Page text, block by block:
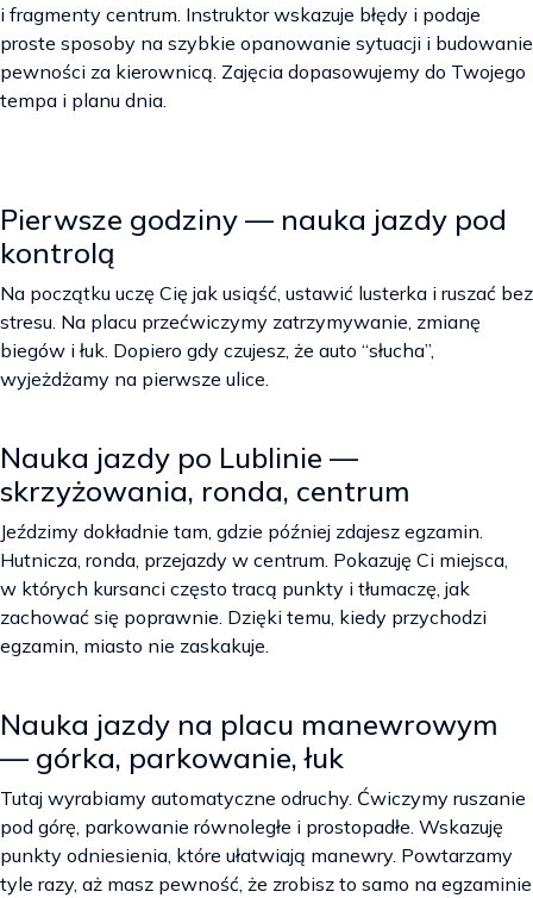
i fragmenty centrum. Instruktor wskazuje błędy i podaje
proste sposoby na szybkie opanowanie sytuacji i budowanie
pewności za kierownicą. Zajęcia dopasowujemy do Twojego
tempa i planu dnia.
Pierwsze godziny — nauka jazdy pod
kontrolą
Na początku uczę Cię jak usiąść, ustawić lusterka i ruszać bez
stresu. Na placu przećwiczymy zatrzymywanie, zmianę
biegów i łuk. Dopiero gdy czujesz, że auto “słucha”,
wyjeżdżamy na pierwsze ulice.
Nauka jazdy po Lublinie —
skrzyżowania, ronda, centrum
Jeździmy dokładnie tam, gdzie później zdajesz egzamin.
Hutnicza, ronda, przejazdy w centrum. Pokazuję Ci miejsca,
w których kursanci często tracą punkty i tłumaczę, jak
zachować się poprawnie. Dzięki temu, kiedy przychodzi
egzamin, miasto nie zaskakuje.
Nauka jazdy na placu manewrowym
— górka, parkowanie, łuk
Tutaj wyrabiamy automatyczne odruchy. Ćwiczymy ruszanie
pod górę, parkowanie równoległe i prostopadłe. Wskazuję
punkty odniesienia, które ułatwiają manewry. Powtarzamy
tyle razy, aż masz pewność, że zrobisz to samo na egzaminie